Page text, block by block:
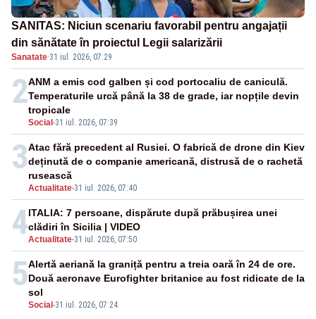
SANITAS: Niciun scenariu favorabil pentru angajații
din sănătate în proiectul Legii salarizării
Sanatate·31 iul. 2026, 07:29
2
Social -31 iul. 2026, 07:39
ANM a emis cod galben și cod portocaliu de caniculă.
Temperaturile urcă până la 38 de grade, iar nopțile devin
tropicale
3
Actualitate-31 iul. 2026, 07:40
Atac fără precedent al Rusiei. O fabrică de drone din Kiev
deținută de o companie americană, distrusă de o rachetă
rusească
4Actualitate-31 iul. 2026, 07:50
ITALIA: 7 persoane, dispărute după prăbușirea unei
clădiri în Sicilia | VIDEO
5
Social -31 iul. 2026, 07:24
Alertă aeriană la graniță pentru a treia oară în 24 de ore.
Două aeronave Eurofighter britanice au fost ridicate de la
sol